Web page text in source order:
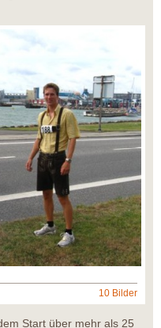
10 Bilder
Start über mehr als 25